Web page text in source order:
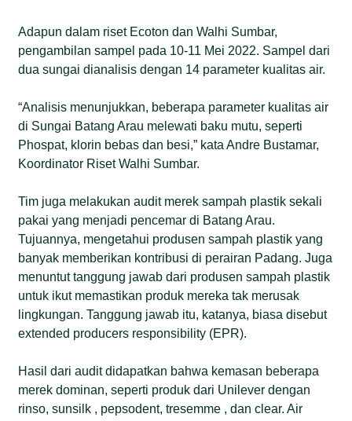
Adapun dalam riset Ecoton dan Walhi Sumbar,
pengambilan sampel pada 10-11 Mei 2022. Sampel dari
dua sungai dianalisis dengan 14 parameter kualitas air.
“Analisis menunjukkan, beberapa parameter kualitas air
di Sungai Batang Arau melewati baku mutu, seperti
Phospat, klorin bebas dan besi,” kata Andre Bustamar,
Koordinator Riset Walhi Sumbar.
Tim juga melakukan audit merek sampah plastik sekali
pakai yang menjadi pencemar di Batang Arau.
Tujuannya, mengetahui produsen sampah plastik yang
banyak memberikan kontribusi di perairan Padang. Juga
menuntut tanggung jawab dari produsen sampah plastik
untuk ikut memastikan produk mereka tak merusak
lingkungan. Tanggung jawab itu, katanya, biasa disebut
extended producers responsibility (EPR).
Hasil dari audit didapatkan bahwa kemasan beberapa
merek dominan, seperti produk dari Unilever dengan
rinso, sunsilk , pepsodent, tresemme , dan clear. Air